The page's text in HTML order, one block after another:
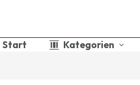
Start Kategorien